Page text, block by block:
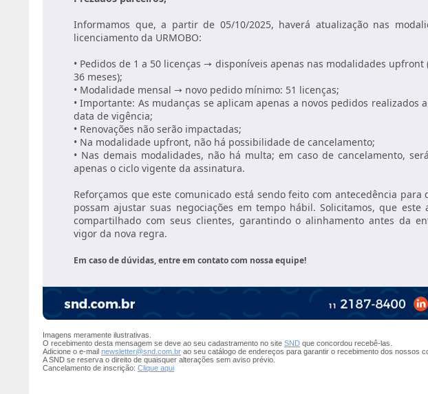
Informamos que, a partir de 05/10/2025, haverá atualização nas
licenciamento da URMOBO:
• Pedidos de 1 a 50 licenças → disponíveis apenas nas modalidades upfront
36 meses);
• Modalidade mensal → novo pedido mínimo: 51 licenças;
• Importante: As mudanças se aplicam apenas a novos pedidos realizados
data de vigência;
• Renovações não serão impactadas;
• Na modalidade upfront, não há possibilidade de cancelamento;
• Nas demais modalidades, não há multa; em caso de cancelamento,
apenas o ciclo vigente da assinatura.
Reforçamos que este comunicado está sendo feito com antecedência para
possam ajustar suas negociações em tempo hábil. Solicitamos, que este
compartilhado com seus clientes, garantindo o alinhamento antes da
vigor da nova regra.
Em caso de dúvidas, entre em contato com nossa equipe!
Imagens meramente ilustrativas.
O recebimento desta mensagem se deve ao seu cadastramento no site SND que concordou recebê-las.
Adicione o e-mail newsletter@snd.com.br ao seu catálogo de endereços para garantir o recebimento dos nossos
A SND se reserva o direito de quaisquer alterações sem aviso prévio.
Cancelamento de inscrição: Clique aqui